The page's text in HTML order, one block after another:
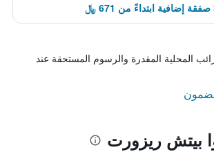
﷼
المحلية المقدرة والرسوم المستحقة عند
بيتش ريزورت